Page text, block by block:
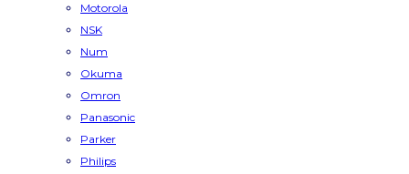
Motorola
NSK
Num
Okuma
Omron
Panasonic
Parker
Philips